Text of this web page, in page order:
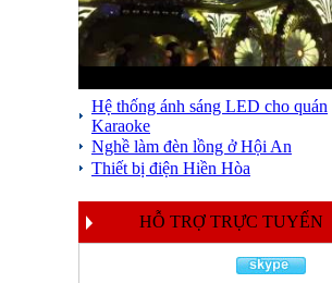
Hệ thống ánh sáng LED cho quán
Karaoke
Nghề làm đèn lồng ở Hội An
Thiết bị điện Hiền Hòa
HỖ TRỢ TRỰC TUYẾN